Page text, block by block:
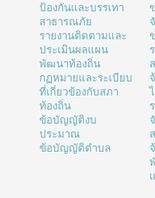
ป้องกันและบรรเทา
สาธารณภัย
รายงานติดตามและ
ประเมินผลแผน
พัฒนาท้องถิ่น
กฏหมายและระเบียบ
ที่เกี่ยวข้องกับสภา
ท้องถิ่น
ข้อบัญญัติงบ
ประมาณ
ข้อบัญญัติตำบล